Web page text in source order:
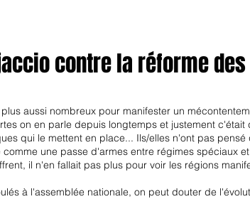
contre la réforme
aussi nombreux pour manifester un
on en parle depuis longtemps et justement
qui le mettent en place... Ils/elles n'ont pas
une passe d'armes entre régimes spéciaux
il n'en fallait pas plus pour voir les régions
s à l'assemblée nationale, on peut douter de